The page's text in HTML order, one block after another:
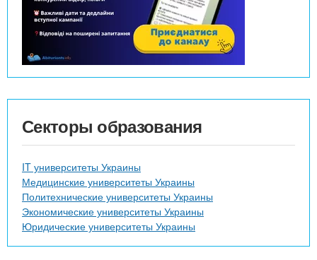
Секторы образования
IT университеты Украины
Медицинские университеты Украины
Политехнические университеты Украины
Экономические университеты Украины
Юридические университеты Украины